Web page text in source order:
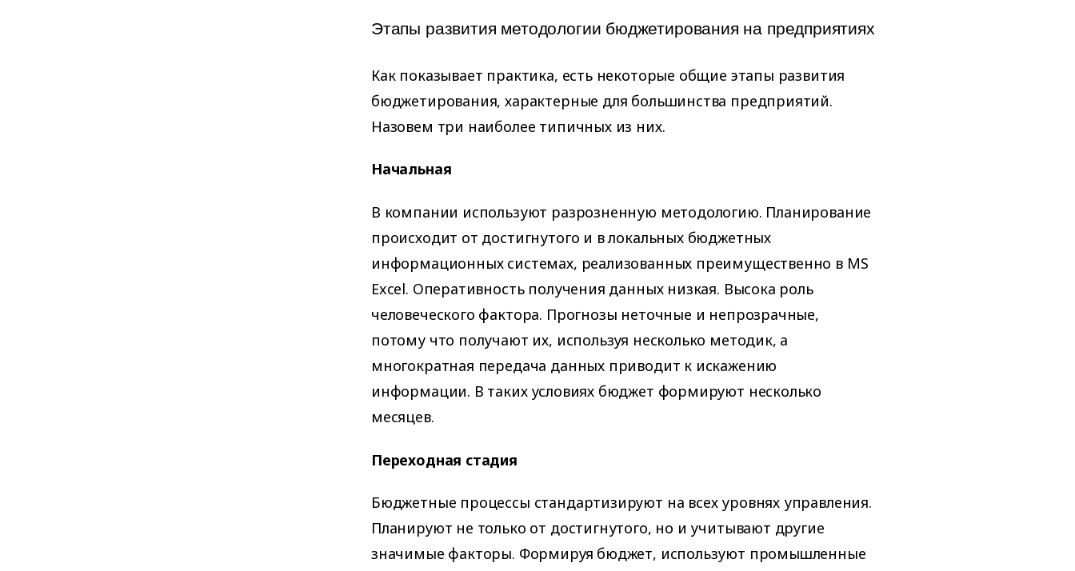
Этапы развития методологии бюджетирования на предприятиях
Как показывает практика, есть некоторые общие этапы развития
бюджетирования, характерные для большинства предприятий.
Назовем три наиболее типичных из них.
Начальная
В компании используют разрозненную методологию. Планирование
происходит от достигнутого и в локальных бюджетных
информационных системах, реализованных преимущественно в MS
Excel. Оперативность получения данных низкая. Высока роль
человеческого фактора. Прогнозы неточные и непрозрачные,
потому что получают их, используя несколько методик, а
многократная передача данных приводит к искажению
информации. В таких условиях бюджет формируют несколько
месяцев.
Переходная стадия
Бюджетные процессы стандартизируют на всех уровнях управления.
Планируют не только от достигнутого, но и учитывают другие
значимые факторы. Формируя бюджет, используют промышленные